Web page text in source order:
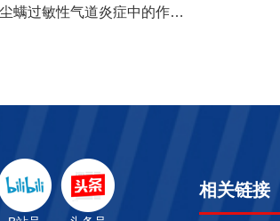
螨过敏性气道炎症中的作…
相关链接